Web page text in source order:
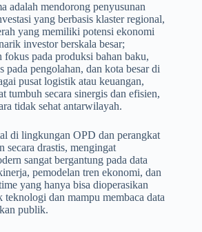
adalah mendorong penyusunan
yang berbasis klaster regional,
yang memiliki potensi ekonomi
investor berskala besar;
fokus pada produksi bahan baku,
pada pengolahan, dan kota besar di
pusat logistik atau keuangan,
tumbuh secara sinergis dan efisien,
tidak sehat antarwilayah.
di lingkungan OPD dan perangkat
secara drastis, mengingat
sangat bergantung pada data
pemodelan tren ekonomi, dan
yang hanya bisa dioperasikan
teknologi dan mampu membaca data
publik.